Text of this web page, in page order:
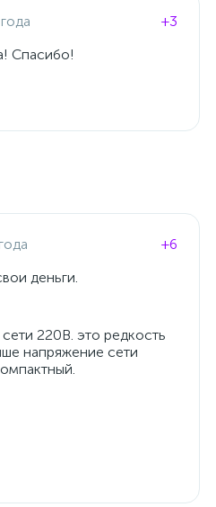
+3
Спасибо!
+6
деньги.
220В. это редкость
напряжение сети